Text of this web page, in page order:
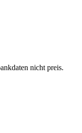
nicht preis.